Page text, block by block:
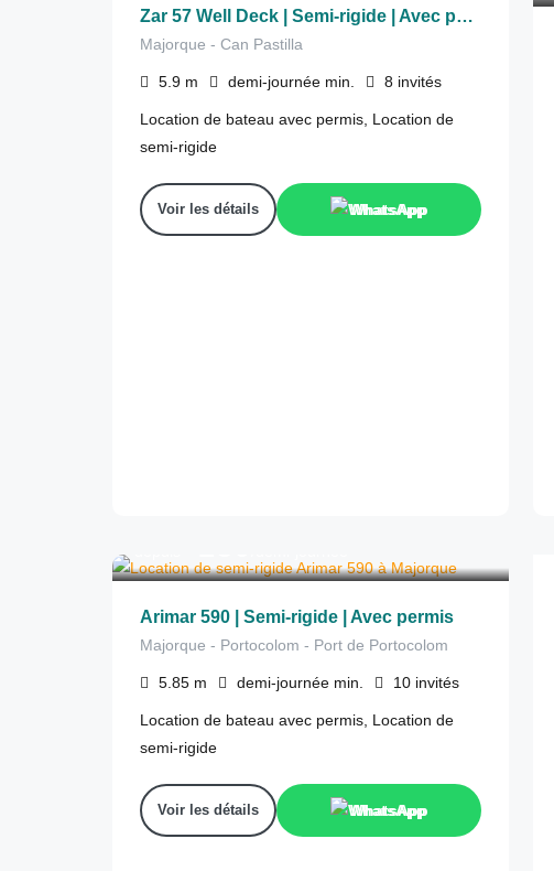
Zar 57 Well Deck | Semi-rigide | Avec permis
Majorque - Can Pastilla
5.9 m demi-journée min. 8 invités
Location de bateau avec permis, Location de
semi-rigide
Voir les détails WhatsApp
Arimar 590 | Semi-rigide | Avec permis
Majorque - Portocolom - Port de Portocolom
5.85 m demi-journée min. 10 invités
Location de bateau avec permis, Location de
semi-rigide
Voir les détails WhatsApp